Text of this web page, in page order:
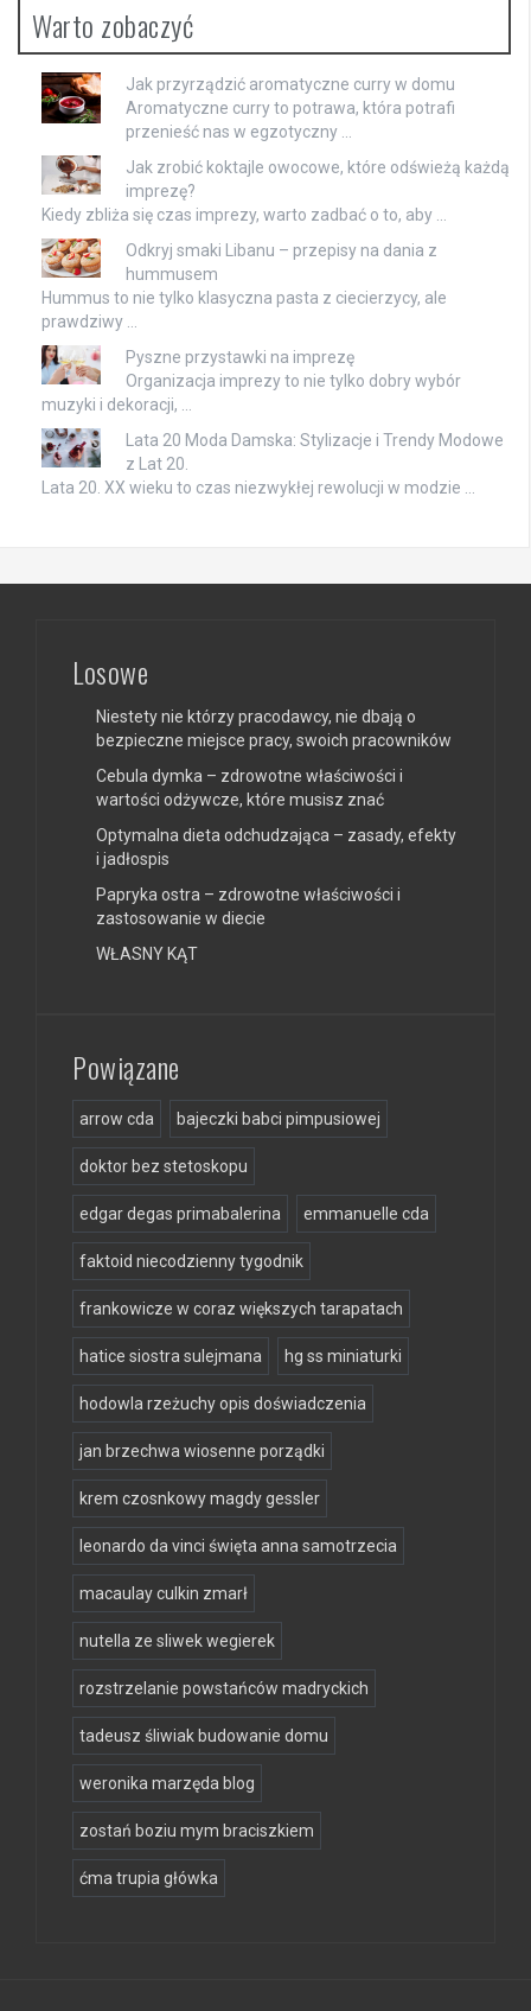
Warto zobaczyć
Jak przyrządzić aromatyczne curry w domu
Aromatyczne curry to potrawa, która potrafi
przenieść nas w egzotyczny …
Jak zrobić koktajle owocowe, które odświeżą każdą
imprezę?
Kiedy zbliża się czas imprezy, warto zadbać o to, aby …
Odkryj smaki Libanu – przepisy na dania z
hummusem
Hummus to nie tylko klasyczna pasta z ciecierzycy, ale
prawdziwy …
Pyszne przystawki na imprezę
Organizacja imprezy to nie tylko dobry wybór
muzyki i dekoracji, …
Lata 20 Moda Damska: Stylizacje i Trendy Modowe
z Lat 20.
Lata 20. XX wieku to czas niezwykłej rewolucji w modzie …
Losowe
Niestety nie którzy pracodawcy, nie dbają o
bezpieczne miejsce pracy, swoich pracowników
Cebula dymka – zdrowotne właściwości i
wartości odżywcze, które musisz znać
Optymalna dieta odchudzająca – zasady, efekty
i jadłospis
Papryka ostra – zdrowotne właściwości i
zastosowanie w diecie
WŁASNY KĄT
Powiązane
arrow cda bajeczki babci pimpusiowej
doktor bez stetoskopu
edgar degas primabalerina emmanuelle cda
faktoid niecodzienny tygodnik
frankowicze w coraz większych tarapatach
hatice siostra sulejmana hg ss miniaturki
hodowla rzeżuchy opis doświadczenia
jan brzechwa wiosenne porządki
krem czosnkowy magdy gessler
leonardo da vinci święta anna samotrzecia
macaulay culkin zmarł
nutella ze sliwek wegierek
rozstrzelanie powstańców madryckich
tadeusz śliwiak budowanie domu
weronika marzęda blog
zostań boziu mym braciszkiem
ćma trupia główka